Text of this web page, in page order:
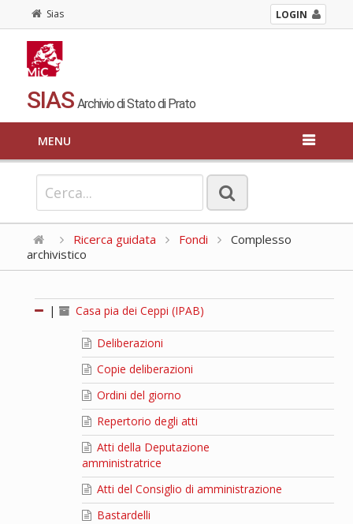
Sias LOGIN
SIAS Archivio di Stato di Prato
MENU
Ricerca guidata Fondi
Complesso
archivistico
| Casa pia dei Ceppi (IPAB)
Deliberazioni
Copie deliberazioni
Ordini del giorno
Repertorio degli atti
Atti della Deputazione
amministratrice
Atti del Consiglio di amministrazione
Bastardelli